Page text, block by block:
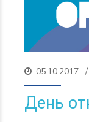
05.10.2017
День